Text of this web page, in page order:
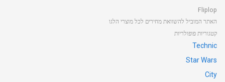
Fliplop
האתר המוביל להשוואת מחירים לכל מוצרי הלגו
קטגוריות פופולריות
Technic
Star Wars
City